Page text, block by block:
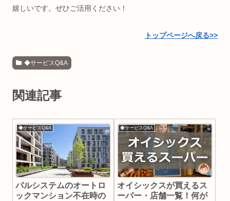
嬉しいです。ぜひご活用ください！
トップページへ戻る>>
◆サービスQ&A
関連記事
◆サービスQ&A
パルシステムのオートロ
ックマンション不在時の
◆サービスQ&A
オイシックスが買えるス
ーパー・店舗一覧！何が